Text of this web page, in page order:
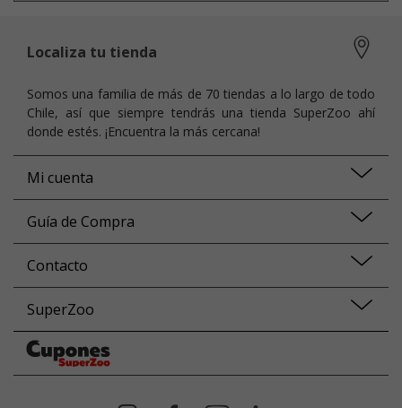
Localiza tu tienda
Somos una familia de más de 70 tiendas a lo largo de todo
Chile, así que siempre tendrás una tienda SuperZoo ahí
donde estés. ¡Encuentra la más cercana!
Mi cuenta
Guía de Compra
Contacto
SuperZoo